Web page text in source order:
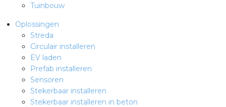
Tuinbouw
Oplossingen
Streda
Circulair installeren
EV laden
Prefab installeren
Sensoren
Stekerbaar installeren
Stekerbaar installeren in beton